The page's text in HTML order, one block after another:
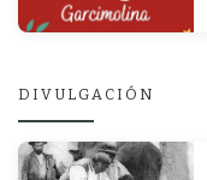
DIVULGACIÓN